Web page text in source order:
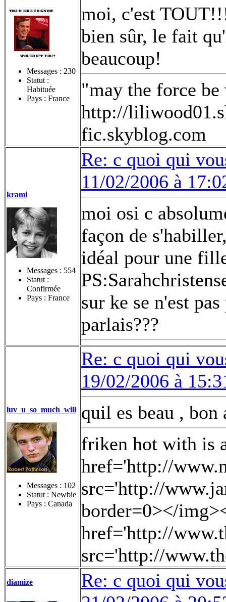
Messages : 230
Statut :
Habituée
Pays : France
moi, c'est
bien sûr, le fait
beaucoup!
"may the force
http://
fic.skyblog.com
krami
Messages : 554
Statut :
Confirmée
Pays : France
Re: c quoi qui
11/02/2006 à
moi osi c
façon de
idéal pour une
sur ke se n'est
parlais???
luv_u_so_much_will
Messages : 102
Statut : Newbie
Pays : Canada
Re: c quoi qui
19/02/2006 à
quil es beau ,
friken hot with is
href='http://
src='http://
border=0></
href='http://
src='http://
diamize
Re: c quoi qui